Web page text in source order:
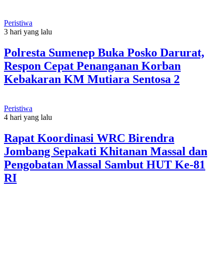
Peristiwa
3 hari yang lalu
Polresta Sumenep Buka Posko Darurat,
Respon Cepat Penanganan Korban
Kebakaran KM Mutiara Sentosa 2
Peristiwa
4 hari yang lalu
Rapat Koordinasi WRC Birendra
Jombang Sepakati Khitanan Massal dan
Pengobatan Massal Sambut HUT Ke-81
RI